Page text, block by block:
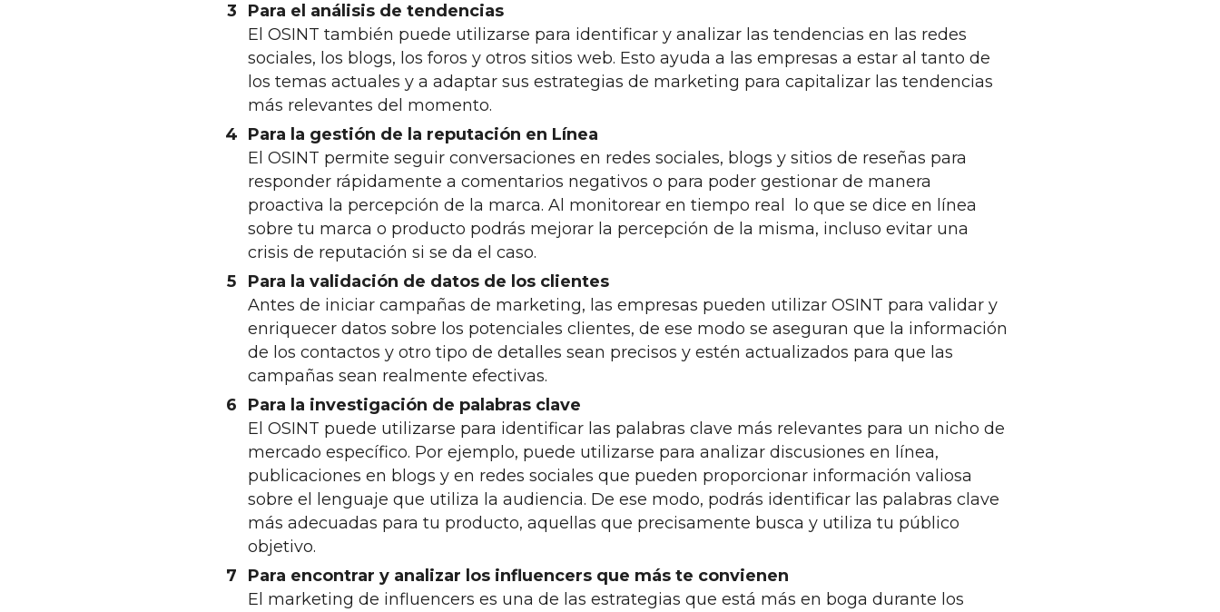
Para el análisis de tendencias
El OSINT también puede utilizarse para identificar y analizar las tendencias en las redes
sociales, los blogs, los foros y otros sitios web. Esto ayuda a las empresas a estar al tanto de
los temas actuales y a adaptar sus estrategias de marketing para capitalizar las tendencias
más relevantes del momento.
Para la gestión de la reputación en Línea
El OSINT permite seguir conversaciones en redes sociales, blogs y sitios de reseñas para
responder rápidamente a comentarios negativos o para poder gestionar de manera
proactiva la percepción de la marca. Al monitorear en tiempo real lo que se dice en línea
sobre tu marca o producto podrás mejorar la percepción de la misma, incluso evitar una
crisis de reputación si se da el caso.
Para la validación de datos de los clientes
Antes de iniciar campañas de marketing, las empresas pueden utilizar OSINT para validar y
enriquecer datos sobre los potenciales clientes, de ese modo se aseguran que la información
de los contactos y otro tipo de detalles sean precisos y estén actualizados para que las
campañas sean realmente efectivas.
Para la investigación de palabras clave
El OSINT puede utilizarse para identificar las palabras clave más relevantes para un nicho de
mercado específico. Por ejemplo, puede utilizarse para analizar discusiones en línea,
publicaciones en blogs y en redes sociales que pueden proporcionar información valiosa
sobre el lenguaje que utiliza la audiencia. De ese modo, podrás identificar las palabras clave
más adecuadas para tu producto, aquellas que precisamente busca y utiliza tu público
objetivo.
Para encontrar y analizar los influencers que más te convienen
El marketing de influencers es una de las estrategias que está más en boga durante los